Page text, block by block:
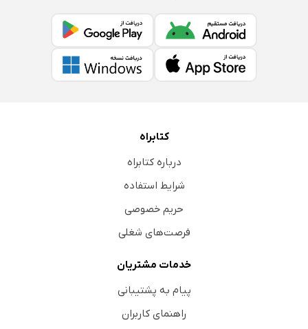
کتابراه
درباره کتابراه
شرایط استفاده
حریم خصوصی
فرصت‌های شغلی
خدمات مشتریان
پیام به پشتیبانی
راهنمای کاربران